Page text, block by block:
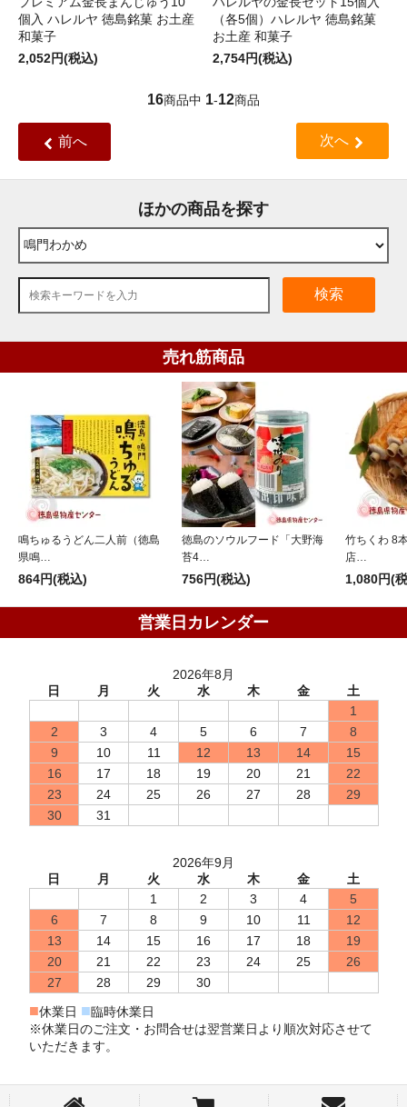
個入 ハレルヤ 徳島銘菓 お土産
和菓子
2,052円(税込)
（各5個）ハレルヤ 徳島銘菓
お土産 和菓子
2,754円(税込)
16商品中 1-12商品
前へ 次へ
ほかの商品を探す
検索
売れ筋商品
鳴ちゅるうどん二人前（徳島
県鳴…
864円(税込)
徳島のソウルフード「大野海
苔4…
756円(税込)
竹ちくわ 8
店…
1,080円(
営業日カレンダー
2026年8月
日
月 火 水 木 金
土
1
2
3 4 5 6 7
8
9
10 11 12 13 14
15
16
17 18 19 20 21
22
23
24 25 26 27 28
29
30
31
2026年9月
日
月 火 水 木 金
土
1
2 3 4
5
6
7 8 9 10 11
12
13
14 15 16 17 18
19
20
21 22 23 24 25
26
27
28 29 30
■休業日 ■臨時休業日
※休業日のご注文・お問合せは翌営業日より順次対応させて
いただきます。